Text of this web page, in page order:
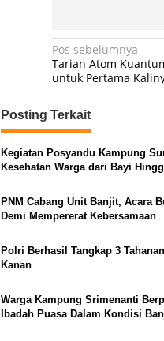
Navigasi
pos
Pos sebelumnya
Tarian Atom
untuk Pertama
Posting Terkait
Kegiatan Posyandu Kampung
Kesehatan Warga dari Bayi
PNM Cabang Unit Banjit, Acara
Demi Mempererat Kebersamaan
Polri Berhasil Tangkap 3
Kanan
Warga Kampung Srimenanti
Ibadah Puasa Dalam Kondisi